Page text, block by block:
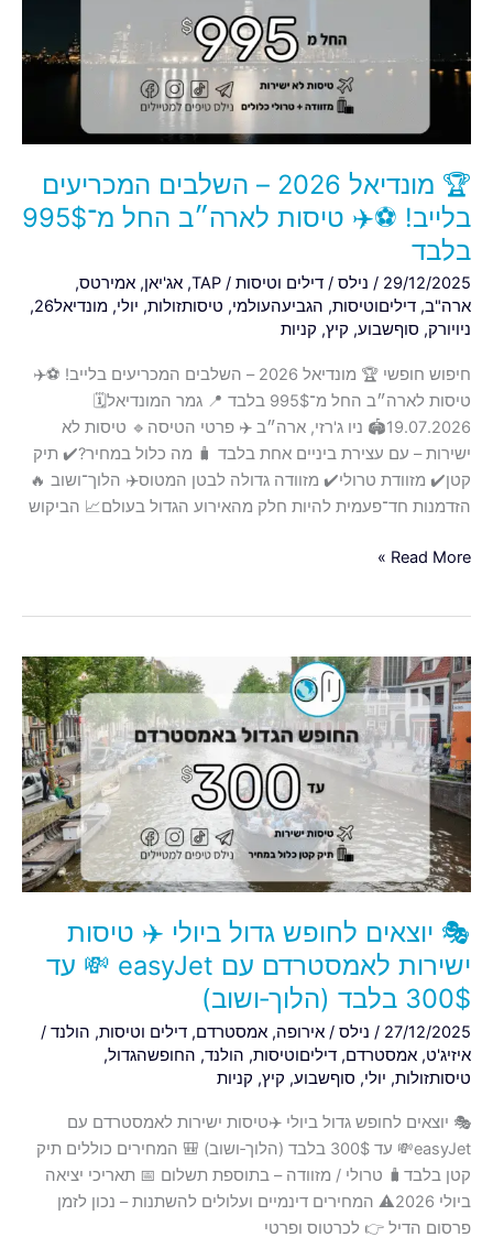
🏆 מונדיאל 2026 – השלבים המכריעים
בלייב! ⚽✈️ טיסות לארה״ב החל מ־995$
בלבד
29/12/2025
/ נילס / דילים וטיסות /
TAP
, אג'יאן, אמירטס,
ארה"ב, דיליםוטיסות, הגביעהעולמי, טיסותזולות, יולי, מונדיאל26
,
ניויורק, סוףשבוע, קיץ, קניות
חיפוש חופשי 🏆 מונדיאל 2026 – השלבים המכריעים בלייב! ⚽✈️
טיסות לארה״ב החל מ־995$ בלבד 📍 גמר המונדיאל🗓️
19.07.2026🏟️ ניו ג'רזי, ארה״ב ✈️ פרטי הטיסה🔹 טיסות לא
ישירות – עם עצירת ביניים אחת בלבד 🧳 מה כלול במחיר?✔️ תיק
קטן✔️ מזוודת טרולי✔️ מזוודה גדולה לבטן המטוס✈️ הלוך־ושוב 🔥
הזדמנות חד־פעמית להיות חלק מהאירוע הגדול בעולם📈 הביקוש
המכריעים
בלייב!
לארה״ב
החל
מ־995$
בלבד
Read More »
🎭 יוצאים לחופש גדול ביולי ✈️ טיסות
ישירות לאמסטרדם עם easyJet 💸 עד
300$ בלבד (הלוך‑ושוב)
27/12/2025
/ נילס / אירופה, אמסטרדם, דילים וטיסות, הולנד /
איזיג'ט, אמסטרדם, דיליםוטיסות, הולנד, החופשהגדול,
טיסותזולות, יולי, סוףשבוע, קיץ, קניות
🎭 יוצאים לחופש גדול ביולי ✈️טיסות ישירות לאמסטרדם עם
easyJet💸 עד 300$ בלבד (הלוך‑ושוב) 🎒 המחירים כוללים תיק
קטן בלבד🧳 טרולי / מזוודה – בתוספת תשלום 📅 תאריכי יציאה
ביולי 2026⚠️ המחירים דינמיים ועלולים להשתנות – נכון לזמן
פרסום הדיל 👉 לכרטוס ופרטי
🎭
יוצאים
לחופש
גדול
ביולי
✈️
טיסות
ישירות
לאמסטרדם
easyJet
💸
עד
300$
בלבד
(הלוך‑ושוב)